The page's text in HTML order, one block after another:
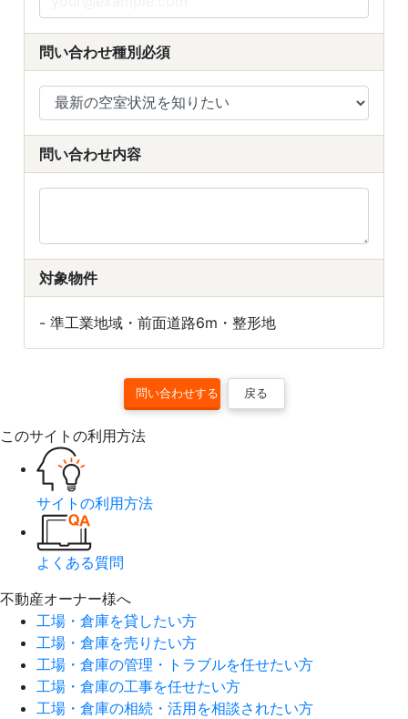
問い合わせ種別 必須
問い合わせ内容
対象物件
- 準工業地域・前面道路6m・整形地
戻る
このサイトの利用方法
サイトの利用方法
よくある質問
不動産オーナー様へ
工場・倉庫を貸したい方
工場・倉庫を売りたい方
工場・倉庫の管理・トラブルを任せたい方
工場・倉庫の工事を任せたい方
工場・倉庫の相続・活用を相談されたい方